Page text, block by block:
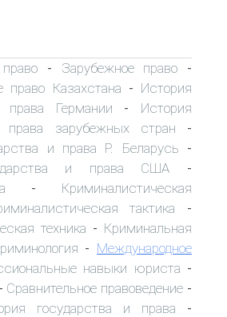
- Зарубежное право -
право Казахстана - История
права Германии - История
права зарубежных стран -
и права Р. Беларусь -
и права США -
- Криминалистическая
тактика -
техника - Криминальная
- Международное
навыки юриста -
Сравнительное правоведение -
государства и права -